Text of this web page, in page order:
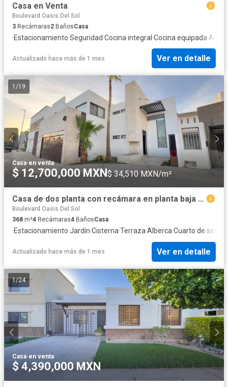
Casa en Venta
Boulevard Oasis Del Sol
3 Recámaras2 BañosCasa
·Estacionamiento·Seguridad·Cocina integral ·Cocina equipada·Agua
Actualizado hace más de 1 mes Ver en detalle
1 /19
Casa·en venta
$ 12,700,000 MXN$ 34,510 MXN/m²
Casa de dos planta con recámara en planta baja en Venta
Boulevard Oasis Del Sol
368 m²4 Recámaras4 BañosCasa
·Estacionamiento·Jardín·Cisterna·Terraza·Alberca·Cuarto de
Actualizado hace más de 1 mes Ver en detalle
1/24
Casa·en venta
$ 4,390,000 MXN